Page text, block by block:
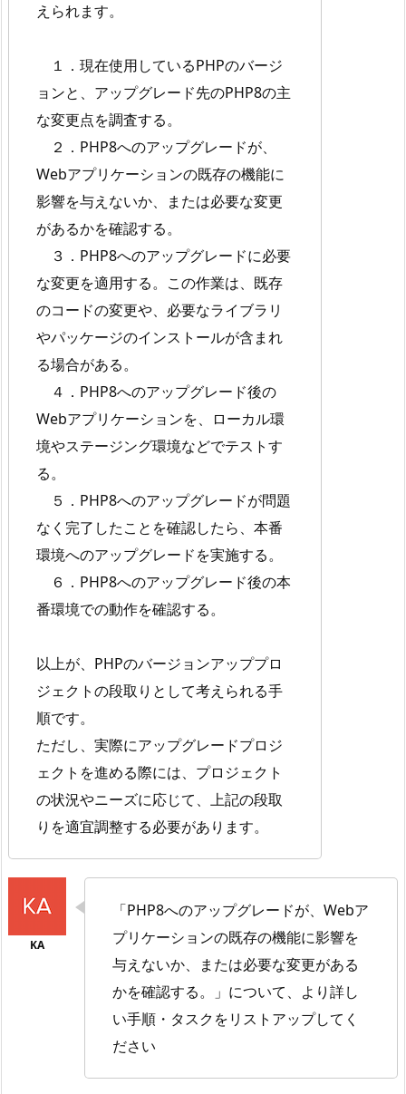
えられます。
１．現在使用しているPHPのバージ
ョンと、アップグレード先のPHP8の主
な変更点を調査する。
２．PHP8へのアップグレードが、
Webアプリケーションの既存の機能に
影響を与えないか、または必要な変更
があるかを確認する。
３．PHP8へのアップグレードに必要
な変更を適用する。この作業は、既存
のコードの変更や、必要なライブラリ
やパッケージのインストールが含まれ
る場合がある。
４．PHP8へのアップグレード後の
Webアプリケーションを、ローカル環
境やステージング環境などでテストす
る。
５．PHP8へのアップグレードが問題
なく完了したことを確認したら、本番
環境へのアップグレードを実施する。
６．PHP8へのアップグレード後の本
番環境での動作を確認する。
以上が、PHPのバージョンアッププロ
ジェクトの段取りとして考えられる手
順です。
ただし、実際にアップグレードプロジ
ェクトを進める際には、プロジェクト
の状況やニーズに応じて、上記の段取
りを適宜調整する必要があります。
「PHP8へのアップグレードが、Webア
プリケーションの既存の機能に影響を
与えないか、または必要な変更がある
かを確認する。」について、より詳し
い手順・タスクをリストアップしてく
ださい